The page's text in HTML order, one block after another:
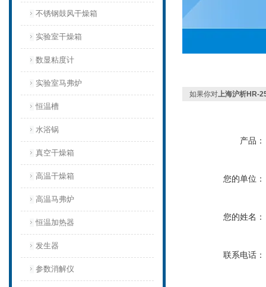
不锈钢鼓风干燥箱
实验室干燥箱
数显粘度计
实验室马弗炉
恒温槽
水浴锅
真空干燥箱
高温干燥箱
高温马弗炉
恒温加热器
发生器
参数消解仪
如果你对上海沪析HR-
产品：
您的单位：
您的姓名：
联系电话：